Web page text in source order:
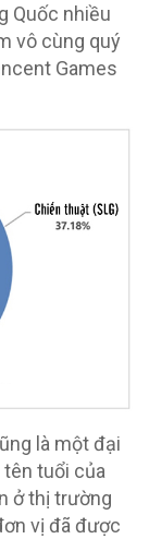
Quốc nhiều
vô cùng quý
Games
là một đại
tuổi của
ở thị trường
vị đã được